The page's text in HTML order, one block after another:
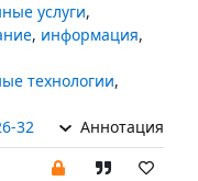
услуги,
, информация,
технологии,
32 Аннотация